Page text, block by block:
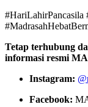
Tetap terhubung
informasi resmi
Instagram:
Facebook: